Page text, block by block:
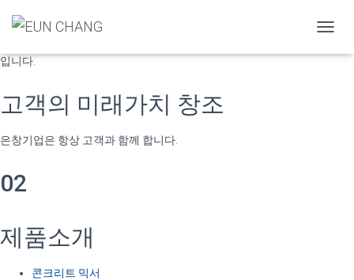
비
탈 코팅 문제와 믹싱의 혁시적인 업그레이드는 물론 나선형의 블레이드가
입니다.
고객의 미래가치 창조
은창기업은 항상 고객과 함께 합니다.
02
제품소개
콘크리트 믹서